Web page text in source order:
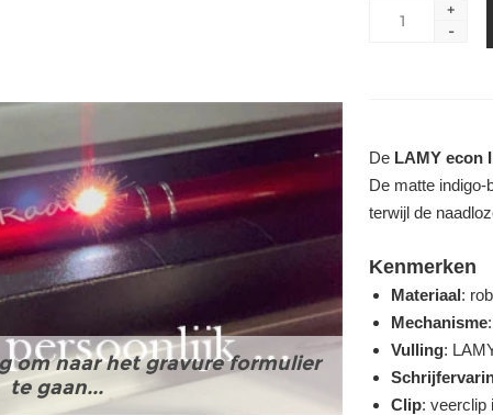
om naar het gravure formulier
te gaan...
+
-
De LAMY econ
De matte indigo-
terwijl de
Kenmerken
Materiaal:
Mechanisme
Vulling:
Clip: veerclip